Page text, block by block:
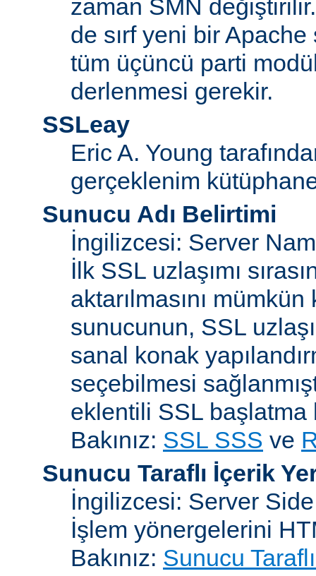
zaman SMN
de sırf yeni bir
tüm üçüncü parti
derlenmesi gerekir.
SSLeay
Eric A. Young
gerçeklenim
Sunucu Adı Belirtimi
İngilizcesi: Server
İlk SSL uzlaşımı
aktarılmasını
sunucunun, SSL
sanal konak
seçebilmesi
eklentili SSL
Bakınız: SSL SSS ve
Sunucu Taraflı İçerik
İngilizcesi: Server
İşlem yönergelerini
Bakınız: Sunucu